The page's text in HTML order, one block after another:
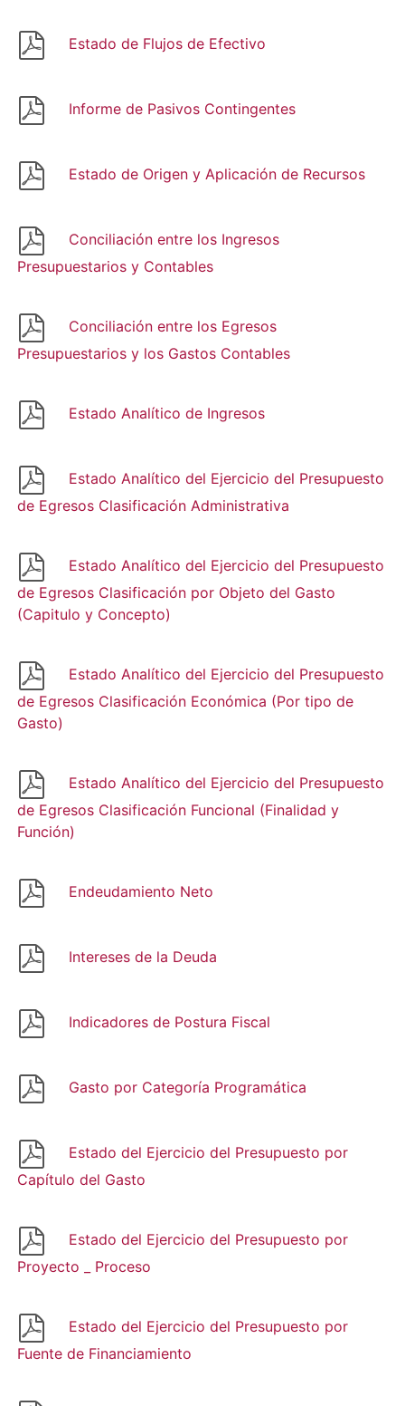
Estado de Flujos de Efectivo
Informe de Pasivos Contingentes
Estado de Origen y Aplicación de Recursos
Conciliación entre los Ingresos
Presupuestarios y Contables
Conciliación entre los Egresos
Presupuestarios y los Gastos Contables
Estado Analítico de Ingresos
Estado Analítico del Ejercicio del Presupuesto
de Egresos Clasificación Administrativa
Estado Analítico del Ejercicio del Presupuesto
de Egresos Clasificación por Objeto del Gasto
(Capitulo y Concepto)
Estado Analítico del Ejercicio del Presupuesto
de Egresos Clasificación Económica (Por tipo de
Gasto)
Estado Analítico del Ejercicio del Presupuesto
de Egresos Clasificación Funcional (Finalidad y
Función)
Endeudamiento Neto
Intereses de la Deuda
Indicadores de Postura Fiscal
Gasto por Categoría Programática
Estado del Ejercicio del Presupuesto por
Capítulo del Gasto
Estado del Ejercicio del Presupuesto por
Proyecto _ Proceso
Estado del Ejercicio del Presupuesto por
Fuente de Financiamiento